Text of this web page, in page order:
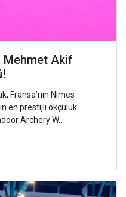
Mehmet Akif
Fransa’nın Nimes
en prestijli okçuluk
Archery W..